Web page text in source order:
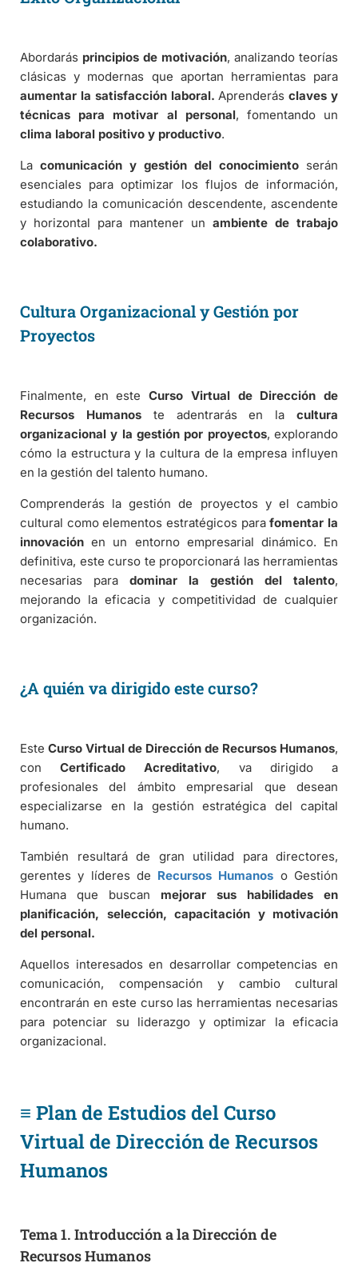
Abordarás principios de motivación, analizando teorías
clásicas y modernas que aportan herramientas para
aumentar la satisfacción laboral. Aprenderásclaves y
técnicas para motivar al personal, fomentando un
clima laboral positivo y productivo.
La comunicación y gestión del conocimiento serán
esenciales para optimizar los flujos de información,
estudiando la comunicación descendente, ascendente
y horizontal para mantener un ambiente de trabajo
colaborativo.
Cultura Organizacional y Gestión por
Proyectos
Finalmente, en esteCurso Virtual de Dirección de
Recursos Humanoste adentrarás en lacultura
organizacional y la gestión por proyectos, explorando
cómo la estructura y la cultura de la empresa influyen
en la gestión del talento humano.
Comprenderás la gestión de proyectos y el cambio
cultural como elementos estratégicos parafomentar la
innovación en un entorno empresarial dinámico. En
definitiva, este curso te proporcionará las herramientas
necesarias para dominar la gestión del talento,
mejorando la eficacia y competitividad de cualquier
organización.
¿A quién va dirigido este curso?
Este Curso Virtual de Dirección de Recursos Humanos,
conCertificado Acreditativo, va dirigido a
profesionales del ámbito empresarial que desean
especializarse en la gestión estratégica del capital
humano.
También resultará de gran utilidad para directores,
gerentes y líderes de Recursos Humanos o Gestión
Humana que buscan mejorar sus habilidades en
planificación, selección, capacitación y motivación
del personal.
Aquellos interesados en desarrollar competencias en
comunicación, compensación y cambio cultural
encontrarán en este curso las herramientas necesarias
para potenciar su liderazgo y optimizar la eficacia
organizacional.
≡ Plan de Estudios del Curso
Virtual de Dirección de Recursos
Humanos
Tema 1. Introducción a la Dirección de
Recursos Humanos